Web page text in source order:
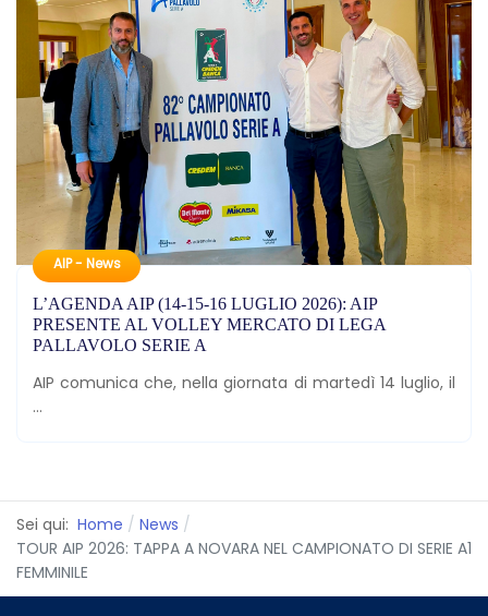
AIP - News
L’AGENDA AIP (14-15-16 LUGLIO 2026): AIP
PRESENTE AL VOLLEY MERCATO DI LEGA
PALLAVOLO SERIE A
AIP comunica che, nella giornata di martedì 14 luglio, il
...
Sei qui: Home
News
TOUR AIP 2026: TAPPA A NOVARA NEL CAMPIONATO DI SERIE A1
FEMMINILE